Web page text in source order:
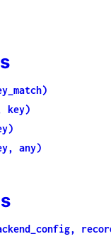
key)
any)